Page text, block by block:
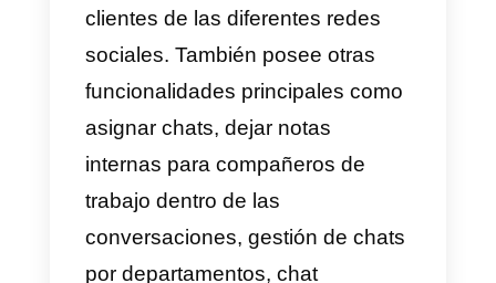
live chaty la otra es una
plataforma multicanal de
comunicación colaborativa
Para comenzar, primeramente
tenemos que tener en cuenta